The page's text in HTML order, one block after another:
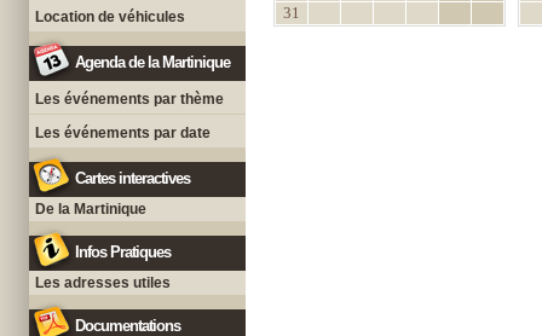
Location de véhicules
Agenda de la Martinique
Les événements par thème
Les événements par date
Cartes interactives
De la Martinique
Infos Pratiques
Les adresses utiles
Documentations
31